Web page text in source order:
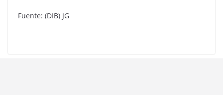
Fuente: (DIB) JG